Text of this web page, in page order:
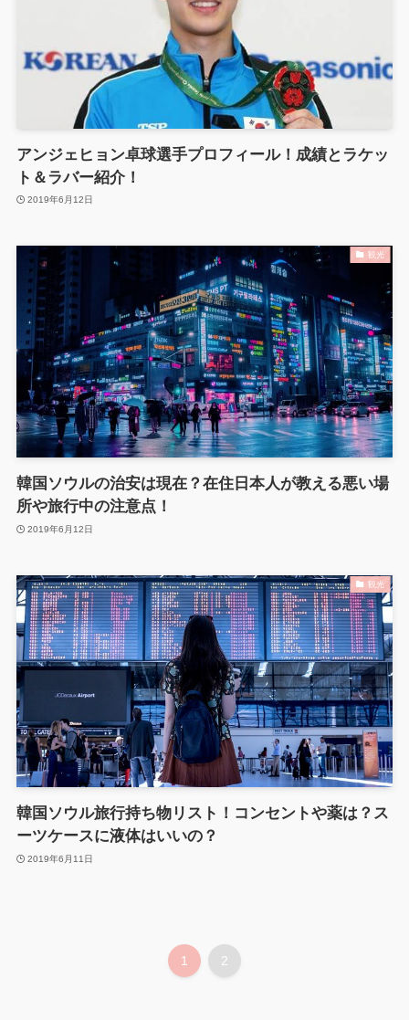
アンジェヒョン卓球選手プロフィール！成績とラケッ
ト＆ラバー紹介！
2019年6月12日
観光
韓国ソウルの治安は現在？在住日本人が教える悪い場
所や旅行中の注意点！
2019年6月12日
観光
韓国ソウル旅行持ち物リスト！コンセントや薬は？ス
ーツケースに液体はいいの？
2019年6月11日
1 2